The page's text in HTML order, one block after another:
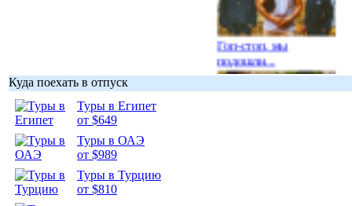
Гоп-стоп, мы
подошли...
Куда поехать в отпуск
Туры в Египет
от $649
Туры в ОАЭ
от $989
Туры в Турцию
от $810